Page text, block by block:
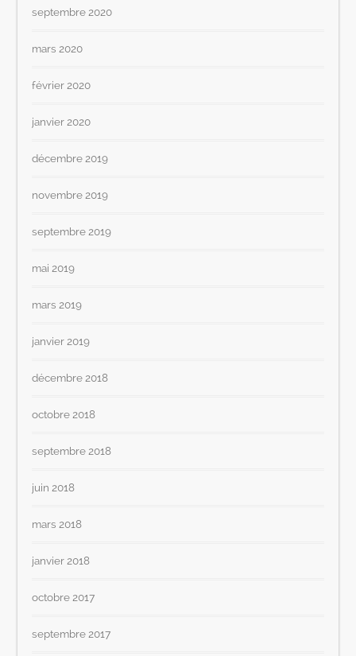
septembre 2020
mars 2020
février 2020
janvier 2020
décembre 2019
novembre 2019
septembre 2019
mai 2019
mars 2019
janvier 2019
décembre 2018
octobre 2018
septembre 2018
juin 2018
mars 2018
janvier 2018
octobre 2017
septembre 2017